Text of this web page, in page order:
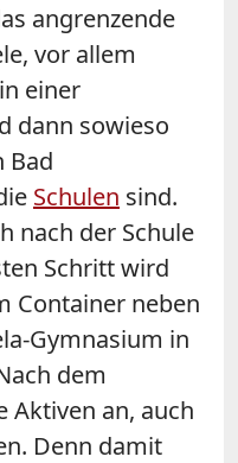
angrenzende
vor allem
einer
dann sowieso
Bad
Schulen sind.
nach der Schule
Schritt wird
Container neben
Gymnasium in
dem
Aktiven an, auch
Denn damit